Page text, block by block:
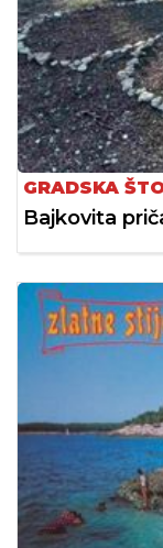
GRADSKA
Bajkovita